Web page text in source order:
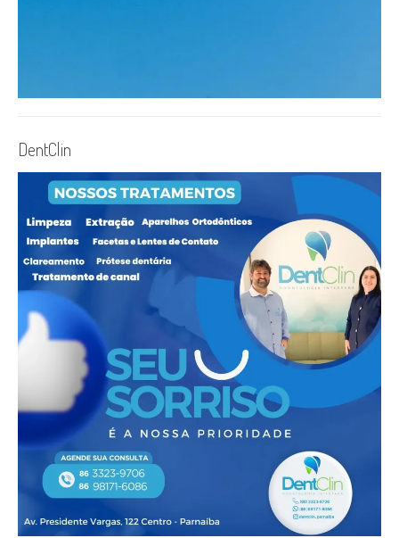
DentClin